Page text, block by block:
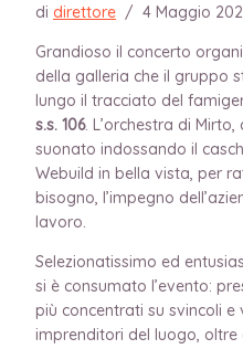
di direttore / 4 Maggio
Grandioso il concerto
della galleria che il gruppo
lungo il tracciato del
s.s. 106. L’orchestra di
suonato indossando il
Webuild in bella vista, per
bisogno, l’impegno
lavoro.
Selezionatissimo ed
si è consumato l’evento:
più concentrati su svincoli
imprenditori del luogo, oltre